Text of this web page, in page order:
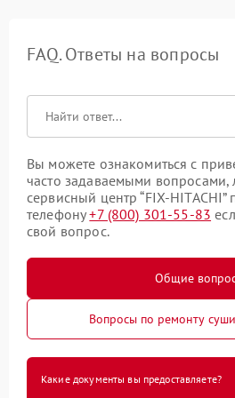
FAQ. Ответы на вопросы
Вы можете ознакомиться с
часто задаваемыми вопросами,
сервисный центр “FIX-
телефону+7 (800) 301-55-83
свой вопрос.
Общие
Вопросы по ремонту
Какие документы вы предоставляете?